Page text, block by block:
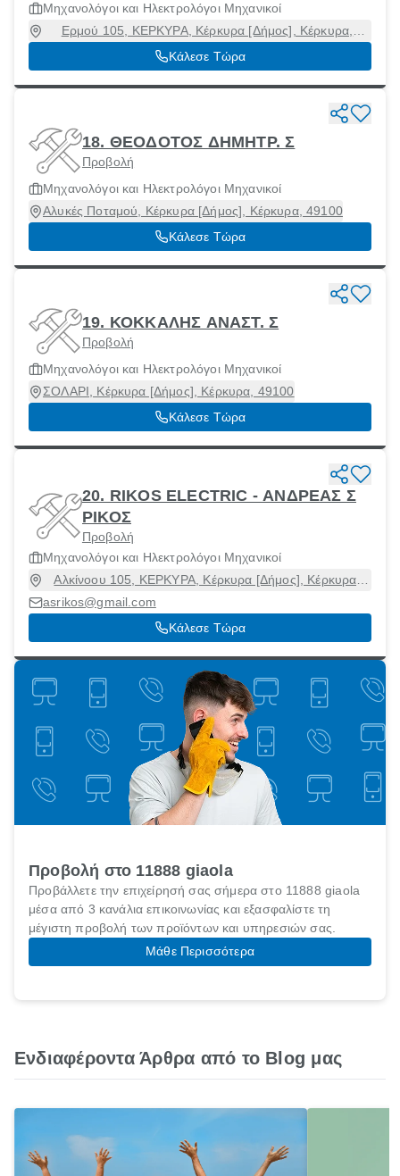
Μηχανολόγοι και Ηλεκτρολόγοι Μηχανικοί
Ερμού 105, ΚΕΡΚΥΡΑ, Κέρκυρα [Δήμος], Κέρκυρα,
81131
Κάλεσε Τώρα
18. ΘΕΟΔΟΤΟΣ ΔΗΜΗΤΡ. Σ
Προβολή
Μηχανολόγοι και Ηλεκτρολόγοι Μηχανικοί
Αλυκές Ποταμού, Κέρκυρα [Δήμος], Κέρκυρα, 49100
Κάλεσε Τώρα
19. ΚΟΚΚΑΛΗΣ ΑΝΑΣΤ. Σ
Προβολή
Μηχανολόγοι και Ηλεκτρολόγοι Μηχανικοί
ΣΟΛΑΡΙ, Κέρκυρα [Δήμος], Κέρκυρα, 49100
Κάλεσε Τώρα
20. RIKOS ELECTRIC - ΑΝΔΡΕΑΣ Σ
ΡΙΚΟΣ
Προβολή
Μηχανολόγοι και Ηλεκτρολόγοι Μηχανικοί
Αλκίνοου 105, ΚΕΡΚΥΡΑ, Κέρκυρα [Δήμος], Κέρκυρα,
asrikos@gmail.com
Κάλεσε Τώρα
Προβολή στο 11888 giaola
Προβάλλετε την επιχείρησή σας σήμερα στο 11888 giaola
μέσα από 3 κανάλια επικοινωνίας και εξασφαλίστε τη
μέγιστη προβολή των προϊόντων και υπηρεσιών σας.
Μάθε Περισσότερα
Ενδιαφέροντα Άρθρα από το Blog μας